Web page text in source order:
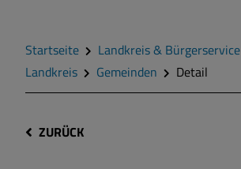
Startseite
Landkreis & Bürgerservice
Landkreis
Gemeinden Detail
ZURÜCK